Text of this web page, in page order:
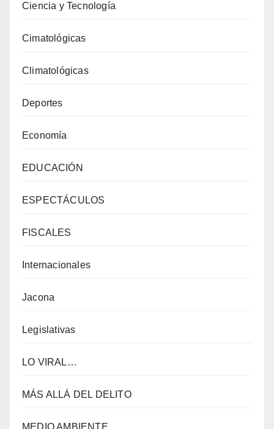
Ciencia y Tecnología
Cimatológicas
Climatológicas
Deportes
Economía
EDUCACIÓN
ESPECTÁCULOS
FISCALES
Internacionales
Jacona
Legislativas
LO VIRAL…
MÁS ALLÁ DEL DELITO